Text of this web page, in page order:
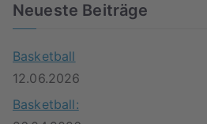
Neueste Beiträge
Basketball
12.06.2026
Basketball: